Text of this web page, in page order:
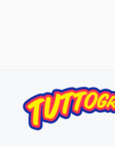
contenuto